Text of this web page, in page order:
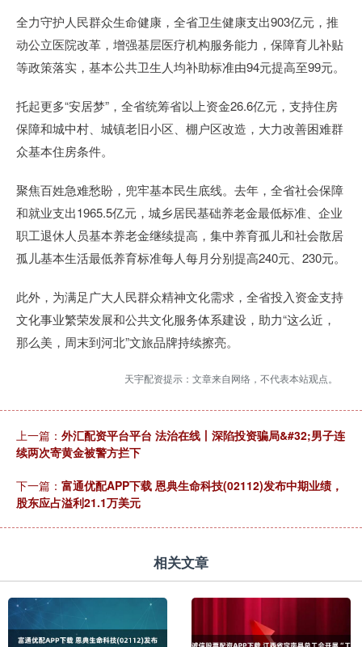
全力守护人民群众生命健康，全省卫生健康支出903亿元，推
动公立医院改革，增强基层医疗机构服务能力，保障育儿补贴
等政策落实，基本公共卫生人均补助标准由94元提高至99元。
托起更多“安居梦”，全省统筹省以上资金26.6亿元，支持住房
保障和城中村、城镇老旧小区、棚户区改造，大力改善困难群
众基本住房条件。
聚焦百姓急难愁盼，兜牢基本民生底线。去年，全省社会保障
和就业支出1965.5亿元，城乡居民基础养老金最低标准、企业
职工退休人员基本养老金继续提高，集中养育孤儿和社会散居
孤儿基本生活最低养育标准每人每月分别提高240元、230元。
此外，为满足广大人民群众精神文化需求，全省投入资金支持
文化事业繁荣发展和公共文化服务体系建设，助力“这么近，
那么美，周末到河北”文旅品牌持续擦亮。
天宇配资提示：文章来自网络，不代表本站观点。
上一篇： 外汇配资平台平台 法治在线丨深陷投资骗局&#32;男子连
续两次寄黄金被警方拦下
下一篇： 富通优配APP下载 恩典生命科技(02112)发布中期业绩，
股东应占溢利21.1万美元
相关文章